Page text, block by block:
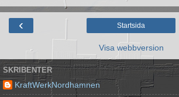
‹ Startsida
Visa webbversion
SKRIBENTER
KraftWerkNordhamnen